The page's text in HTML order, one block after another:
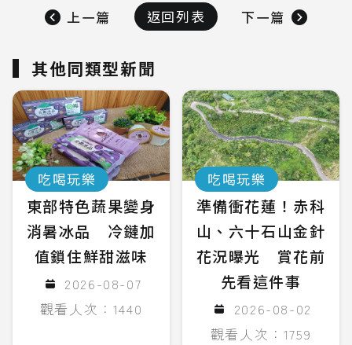
上一篇 返回列表 下一篇
其他同類型新聞
吃喝玩樂
東部特色蔬果變身
消暑冰品 冷鏈加
值鎖住鮮甜滋味
2026-08-07
觀看人次：1440
吃喝玩樂
準備衝花蓮！赤科
山、六十石山金針
花況曝光 賞花前
先看這件事
2026-08-02
觀看人次：1759